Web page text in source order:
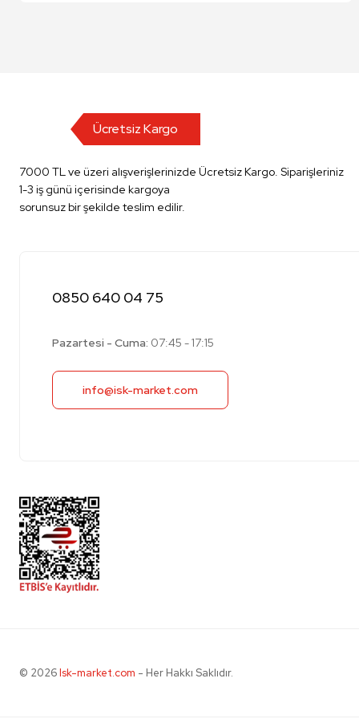
Ücretsiz Kargo
7000 TL ve üzeri alışverişlerinizde Ücretsiz Kargo. Siparişleriniz
1-3 iş günü içerisinde kargoya
sorunsuz bir şekilde teslim edilir.
0850 640 04 75
Pazartesi - Cuma: 07:45 - 17:15
info@isk-market.com
© 2026Isk-market.com - Her Hakkı Saklıdır.